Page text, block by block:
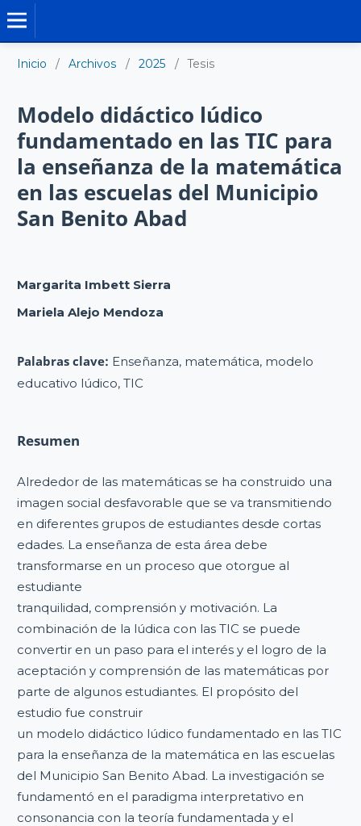
Inicio / Archivos / 2025 / Tesis
Modelo didáctico lúdico
fundamentado en las TIC para
la enseñanza de la matemática
en las escuelas del Municipio
San Benito Abad
Margarita Imbett Sierra
Mariela Alejo Mendoza
Palabras clave: Enseñanza, matemática, modelo
educativo lúdico, TIC
Resumen
Alrededor de las matemáticas se ha construido una
imagen social desfavorable que se va transmitiendo
en diferentes grupos de estudiantes desde cortas
edades. La enseñanza de esta área debe
transformarse en un proceso que otorgue al
estudiante
tranquilidad, comprensión y motivación. La
combinación de la lúdica con las TIC se puede
convertir en un paso para el interés y el logro de la
aceptación y comprensión de las matemáticas por
parte de algunos estudiantes. El propósito del
estudio fue construir
un modelo didáctico lúdico fundamentado en las TIC
para la enseñanza de la matemática en las escuelas
del Municipio San Benito Abad. La investigación se
fundamentó en el paradigma interpretativo en
consonancia con la teoría fundamentada y el